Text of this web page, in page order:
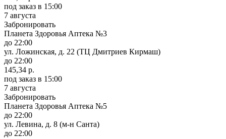
под заказ в 15:00
7 августа
Забронировать
Планета Здоровья Аптека №3
до 22:00
ул. Ложинская, д. 22 (ТЦ Дмитриев Кирмаш)
до 22:00
145,34 р.
под заказ в 15:00
7 августа
Забронировать
Планета Здоровья Аптека №5
до 22:00
ул. Левина, д. 8 (м-н Санта)
до 22:00